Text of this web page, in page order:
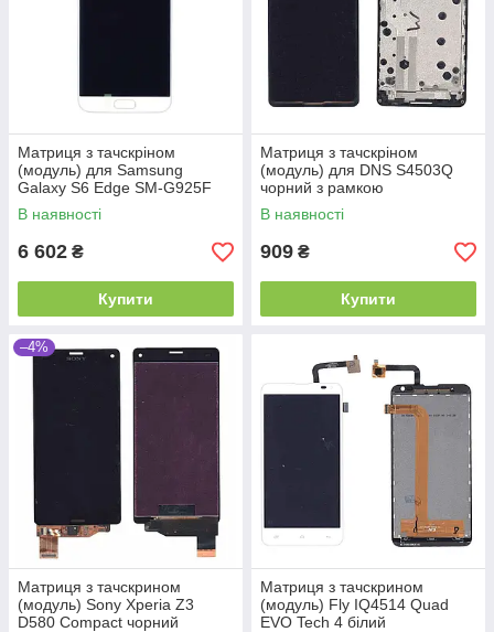
Матриця з тачскріном
(модуль) для Samsung
Galaxy S6 Edge SM-G925F
білий з рамкою
В наявності
6 602 ₴
Купити
Матриця з тачскріном
(модуль) для DNS S4503Q
чорний з рамкою
В наявності
909 ₴
Купити
–4%
Матриця з тачскрином
(модуль) Sony Xperia Z3
D580 Compact чорний
Матриця з тачскрином
(модуль) Fly IQ4514 Quad
EVO Tech 4 білий